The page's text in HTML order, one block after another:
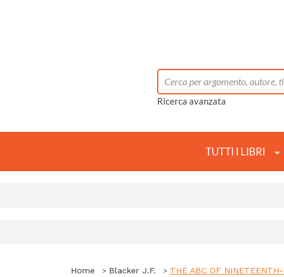
Ricerca avanzata
TUTTI I LIBRI
Home Blacker J.F. THE ABC OF NINETEENTH-